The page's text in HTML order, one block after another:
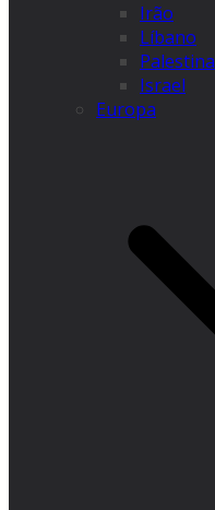
Irão
Líbano
Palestina
Israel
Europa